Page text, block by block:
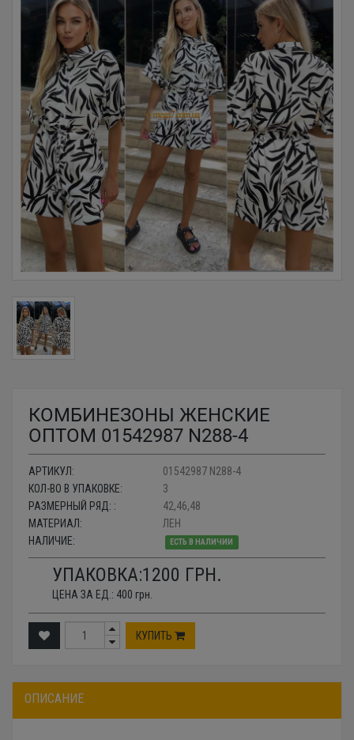
КОМБИНЕЗОНЫ ЖЕНСКИЕ
ОПТОМ 01542987 N288-4
АРТИКУЛ:
01542987 N288-4
КОЛ-ВО В УПАКОВКЕ:
3
РАЗМЕРНЫЙ РЯД: :
42,46,48
МАТЕРИАЛ:
ЛЕН
НАЛИЧИЕ:
ЕСТЬ В НАЛИЧИИ
УПАКОВКА:1200 ГРН.
ЦЕНА ЗА ЕД.: 400 грн.
КУПИТЬ
ОПИСАНИЕ